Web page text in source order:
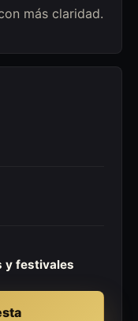
más claridad.
y festivales